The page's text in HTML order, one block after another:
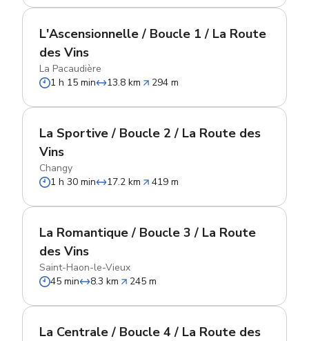
L'Ascensionnelle / Boucle 1 / La Route
des Vins
La Pacaudière
1 h 15 min
13.8 km 294 m
La Sportive / Boucle 2 / La Route des
Vins
Changy
1 h 30 min
17.2 km 419 m
La Romantique / Boucle 3 / La Route
des Vins
Saint-Haon-le-Vieux
45 min
8.3 km 245 m
La Centrale / Boucle 4 / La Route des